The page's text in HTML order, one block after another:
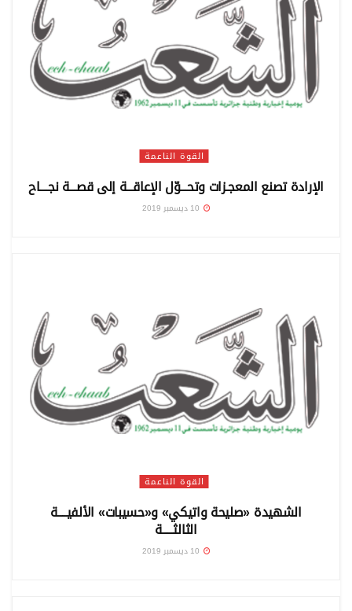
القوة الناعمة
الإرادة تصنع المعجـزات وتحـــوّل الإعاقـــة إلى قصـــة نجــــاح
القوة الناعمة
الشهيدة «صليحة واتيكي» و«حسيبات» الألفيــــة
الثالثـــــة